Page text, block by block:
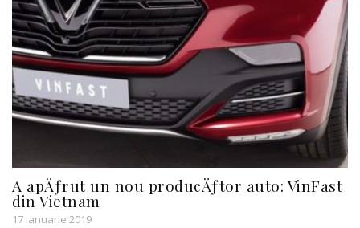
A apÄƒrut un nou producÄƒtor auto: VinFast
din Vietnam
17 ianuarie 2019